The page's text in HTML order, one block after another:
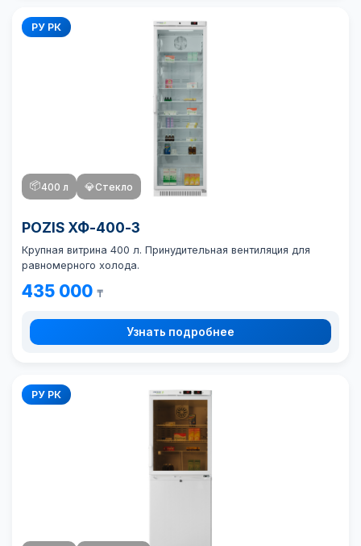
РУ РК
📦400 л 💎Стекло
POZIS ХФ-400-3
Крупная витрина 400 л. Принудительная вентиляция для
равномерного холода.
435 000 ₸
Узнать подробнее
РУ РК